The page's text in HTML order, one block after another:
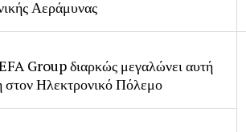
Αεράμυνας
Group διαρκώς μεγαλώνει αυτή
στον Ηλεκτρονικό Πόλεμο